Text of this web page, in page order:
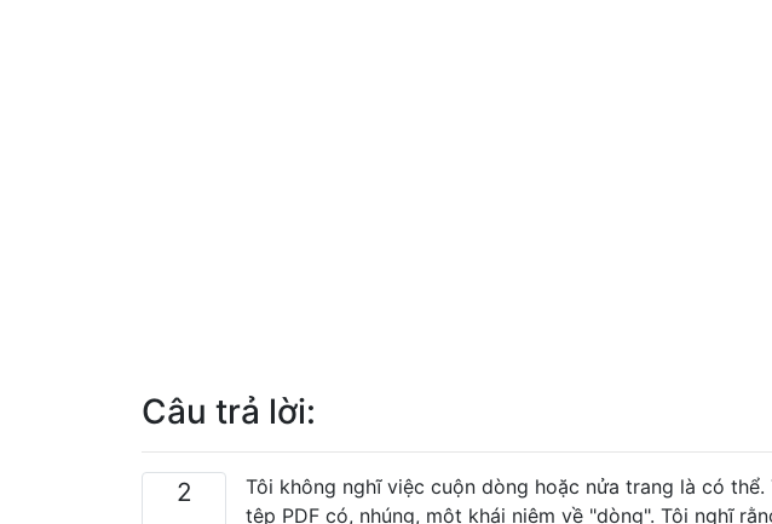
Câu trả lời:
2
Tôi không nghĩ việc cuộn dòng hoặc nửa trang là có
tệp PDF có, nhúng, một khái niệm về "dòng". Tôi nghĩ